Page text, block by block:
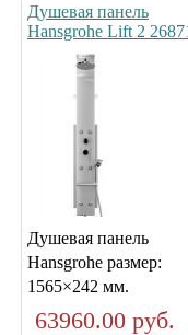
Душевая панель
Hansgrohe Lift 2
Душевая панель
Hansgrohe размер:
1565×242 мм.
63960.00 руб.